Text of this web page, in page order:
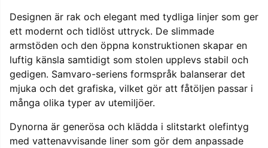
Designen är rak och elegant med tydliga linjer som ger
ett modernt och tidlöst uttryck. De slimmade
armstöden och den öppna konstruktionen skapar en
luftig känsla samtidigt som stolen upplevs stabil och
gedigen. Samvaro-seriens formspråk balanserar det
mjuka och det grafiska, vilket gör att fåtöljen passar i
många olika typer av utemiljöer.
Dynorna är generösa och klädda i slitstarkt olefintyg
med vattenavvisande liner som gör dem anpassade